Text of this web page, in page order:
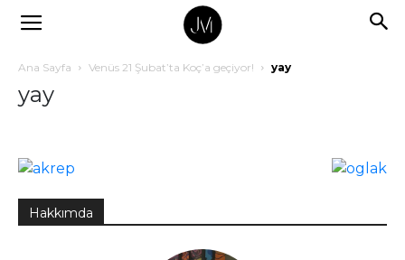
Ana Sayfa Venüs 21 Şubat’ta Koç’a geçiyor! yay
yay
Hakkımda